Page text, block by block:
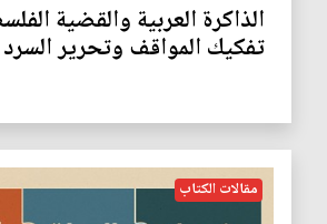
الذاكرة العربية والقضية
تفكيك المواقف وتحرير السرد
مقالات الكتاب